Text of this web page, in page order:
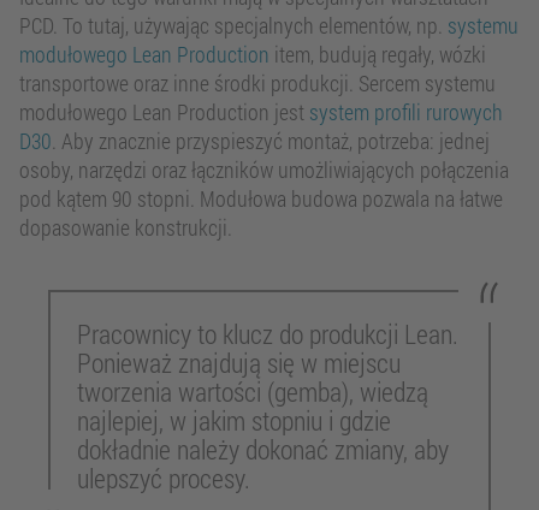
PCD. To tutaj, używając specjalnych elementów, np. systemu
modułowego Lean Production item, budują regały, wózki
transportowe oraz inne środki produkcji. Sercem systemu
modułowego Lean Production jest system profili rurowych
D30. Aby znacznie przyspieszyć montaż, potrzeba: jednej
osoby, narzędzi oraz łączników umożliwiających połączenia
pod kątem 90 stopni. Modułowa budowa pozwala na łatwe
dopasowanie konstrukcji.
Pracownicy to klucz do produkcji Lean.
Ponieważ znajdują się w miejscu
tworzenia wartości (gemba), wiedzą
najlepiej, w jakim stopniu i gdzie
dokładnie należy dokonać zmiany, aby
ulepszyć procesy.